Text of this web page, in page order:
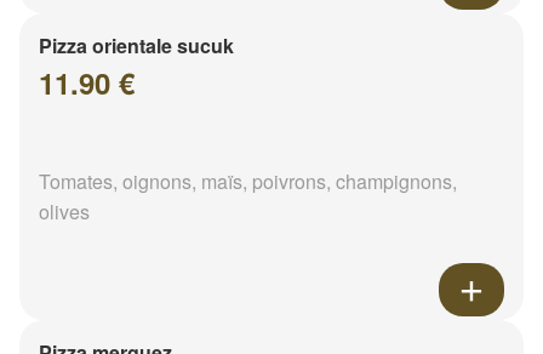
Pizza orientale sucuk
11.90 €
Tomates, oignons, maïs, poivrons, champignons,
olives